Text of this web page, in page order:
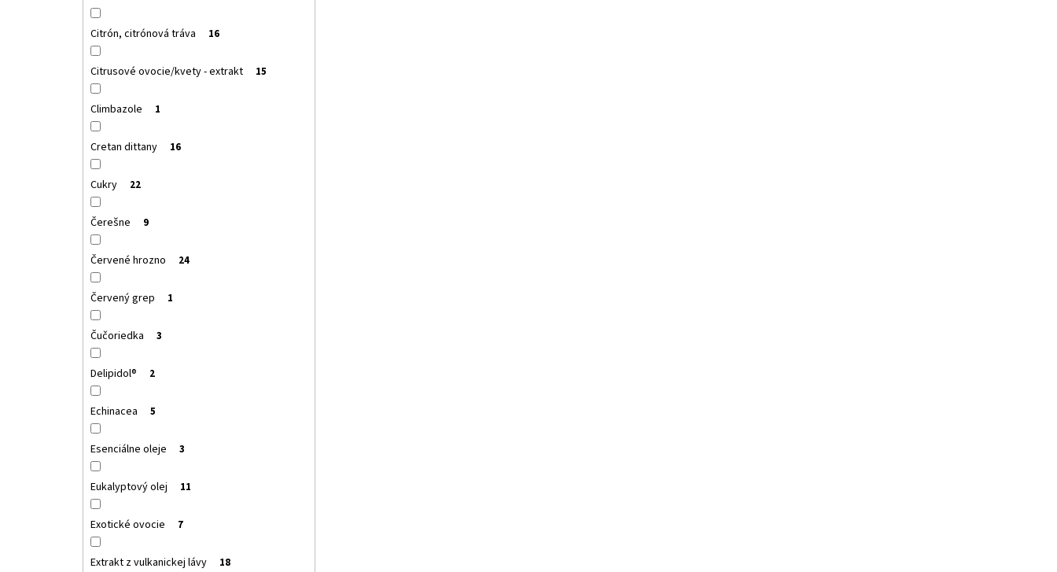
Citrón, citrónová tráva 16
Citrusové ovocie/kvety - extrakt 15
Climbazole 1
Cretan dittany 16
Cukry 22
Čerešne 9
Červené hrozno 24
Červený grep 1
Čučoriedka 3
Delipidol® 2
Echinacea 5
Esenciálne oleje 3
Eukalyptový olej 11
Exotické ovocie 7
Extrakt z vulkanickej lávy 18